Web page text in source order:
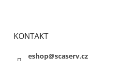
KONTAKT
eshop@scaserv.cz